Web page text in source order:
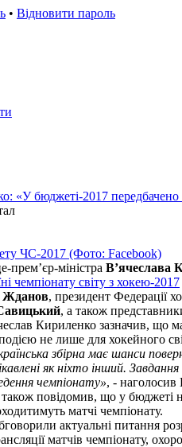
• Відновити пароль
«У бюджеті-2017
прем’єр-міністра В’ячеслава
чемпіонату світу з хокею-2017
Жданов, президент Федерації
, а також
Кириленко зазначив, що
не лише для хокейного
збірна має шанси
як ніхто інший.
чемпіонату», - наголосив
повідомив, що у бюджеті
матчі чемпіонату.
актуальні питання
матчів чемпіонату,